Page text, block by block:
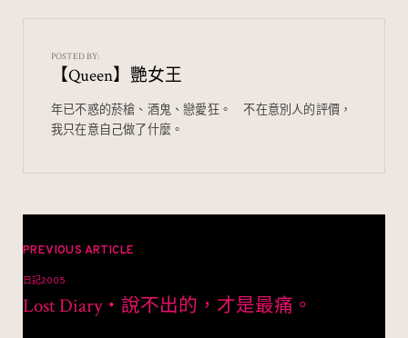
o
o
k
at ei
b
o
POSTED BY:
【Queen】艷女王
年已不惑的菸槍、酒鬼、戀愛狂。⠀ 不在意別人的評價，
我只在意自己做了什麼。
章
導
PREVIOUS ARTICLE
日記2005
Lost Diary‧說不出的，才是最痛。